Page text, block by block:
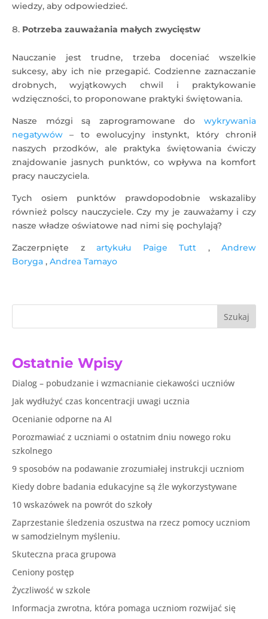
wiedzy, aby odpowiedzieć.
Potrzeba zauważania małych zwycięstw
Nauczanie jest trudne, trzeba doceniać wszelkie
sukcesy, aby ich nie przegapić. Codzienne zaznaczanie
drobnych, wyjątkowych chwil i praktykowanie
wdzięczności, to proponowane praktyki świętowania.
Nasze mózgi są zaprogramowane do wykrywania
negatywów – to ewolucyjny instynkt, który chronił
naszych przodków, ale praktyka świętowania ćwiczy
znajdowanie jasnych punktów, co wpływa na komfort
pracy nauczyciela.
Tych osiem punktów prawdopodobnie wskazaliby
również polscy nauczyciele. Czy my je zauważamy i czy
nasze władze oświatowe nad nimi się pochylają?
Zaczerpnięte z artykułu Paige Tutt , Andrew
Boryga , Andrea Tamayo
Szukaj
Ostatnie Wpisy
Dialog – pobudzanie i wzmacnianie ciekawości uczniów
Jak wydłużyć czas koncentracji uwagi ucznia
Ocenianie odporne na AI
Porozmawiać z uczniami o ostatnim dniu nowego roku
szkolnego
9 sposobów na podawanie zrozumiałej instrukcji uczniom
Kiedy dobre badania edukacyjne są źle wykorzystywane
10 wskazówek na powrót do szkoły
Zaprzestanie śledzenia oszustwa na rzecz pomocy uczniom
w samodzielnym myśleniu.
Skuteczna praca grupowa
Ceniony postęp
Życzliwość w szkole
Informacja zwrotna, która pomaga uczniom rozwijać się